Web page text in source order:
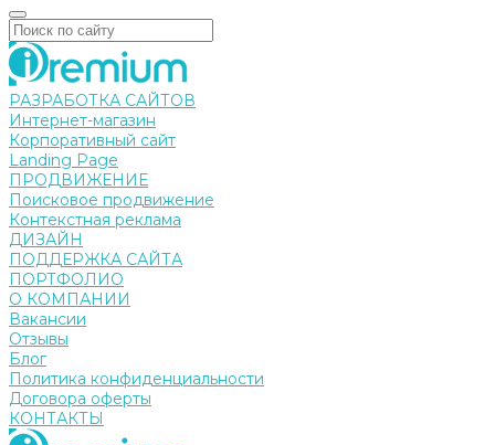
РАЗРАБОТКА САЙТОВ
Интернет-магазин
Корпоративный сайт
Landing Page
ПРОДВИЖЕНИЕ
Поисковое продвижение
Контекстная реклама
ДИЗАЙН
ПОДДЕРЖКА САЙТА
ПОРТФОЛИО
О КОМПАНИИ
Вакансии
Отзывы
Блог
Политика конфиденциальности
Договора оферты
КОНТАКТЫ